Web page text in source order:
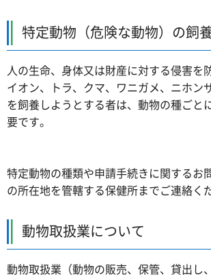
特定動物（危険な動物）の飼
人の生命、身体又は財産に対する侵害を
イオン、トラ、クマ、ワニガメ、ニホン
を飼養しようとする者は、動物の種ごと
要です。
特定動物の種類や申請手続きに関するお
の所在地を管轄する保健所までご連絡く
動物取扱業について
動物取扱業（動物の販売、保管、貸出し